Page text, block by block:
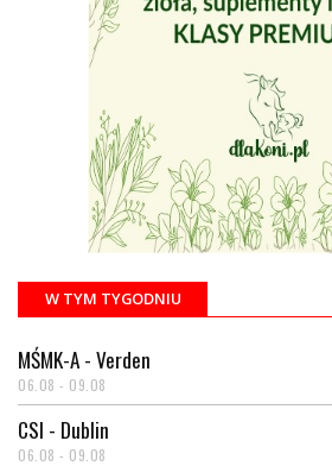
W TYM TYGODNIU
MŚMK-A - Verden
06.08 - 09.08
CSI - Dublin
06.08 - 09.08